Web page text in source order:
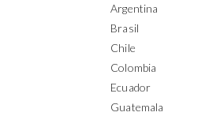
Argentina
Brasil
Chile
Colombia
Ecuador
Guatemala